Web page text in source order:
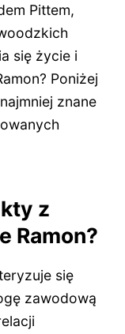
Pittem,
się życie i
Poniżej
znane
z
Ramon?
się
zawodową